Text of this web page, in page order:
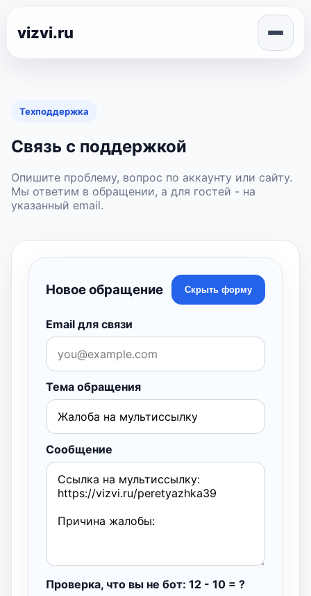
vizvi.ru
Техподдержка
Связь с поддержкой
Опишите проблему, вопрос по аккаунту или сайту.
Мы ответим в обращении, а для гостей - на
указанный email.
Новое обращение Скрыть форму
Email для связи
Тема обращения
Сообщение
Проверка, что вы не бот: 12 - 10 = ?